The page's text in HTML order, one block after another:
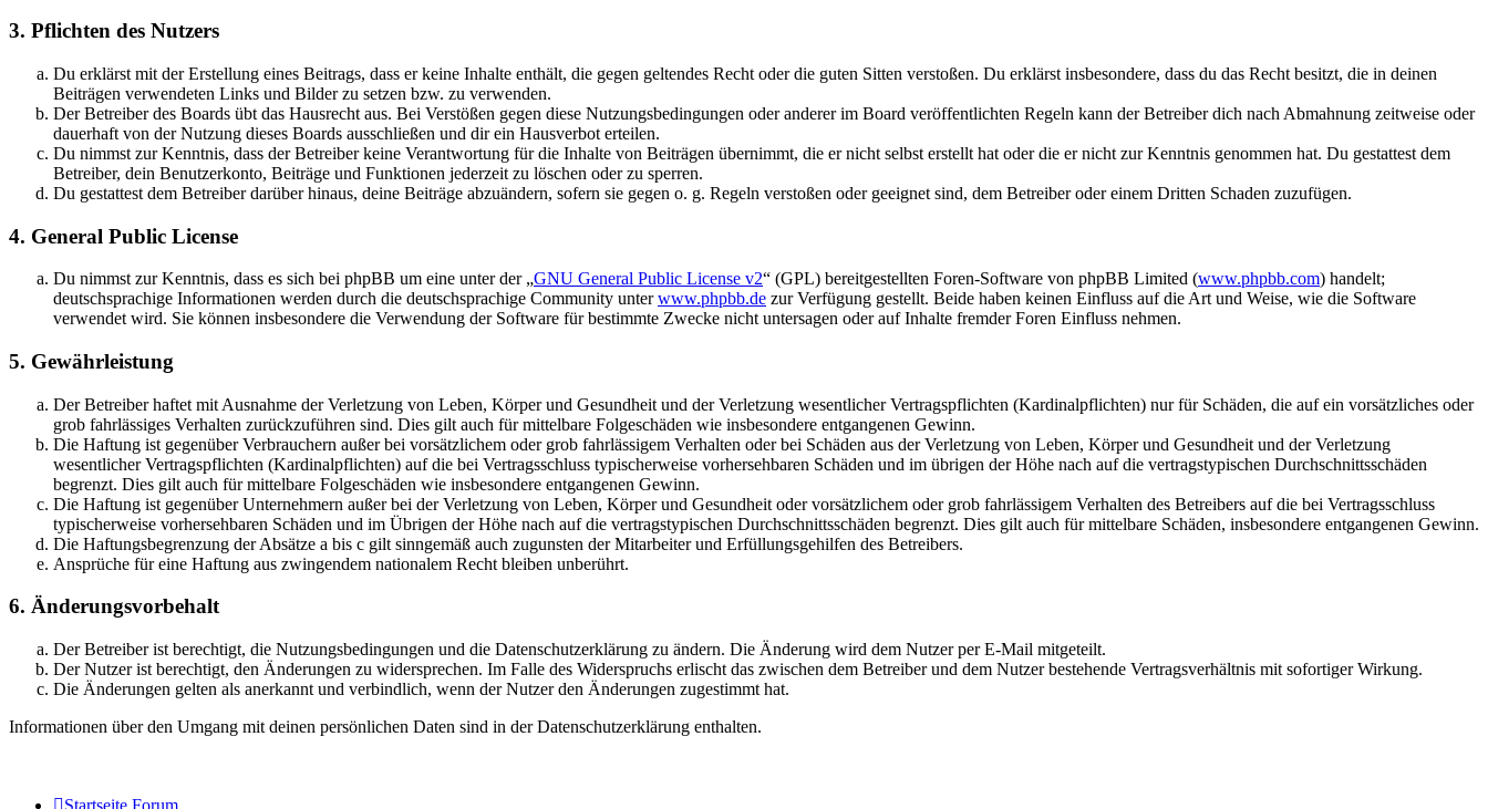
3. Pflichten des Nutzers
Du erklärst mit der Erstellung eines Beitrags, dass er keine Inhalte enthält, die gegen geltendes Recht oder die guten Sitten verstoßen. Du erklärst insbesondere, dass du das Recht besitzt, die in deinen
Beiträgen verwendeten Links und Bilder zu setzen bzw. zu verwenden.
Der Betreiber des Boards übt das Hausrecht aus. Bei Verstößen gegen diese Nutzungsbedingungen oder anderer im Board veröffentlichten Regeln kann der Betreiber dich nach Abmahnung zeitweise oder
dauerhaft von der Nutzung dieses Boards ausschließen und dir ein Hausverbot erteilen.
Du nimmst zur Kenntnis, dass der Betreiber keine Verantwortung für die Inhalte von Beiträgen übernimmt, die er nicht selbst erstellt hat oder die er nicht zur Kenntnis genommen hat. Du gestattest dem
Betreiber, dein Benutzerkonto, Beiträge und Funktionen jederzeit zu löschen oder zu sperren.
Du gestattest dem Betreiber darüber hinaus, deine Beiträge abzuändern, sofern sie gegen o. g. Regeln verstoßen oder geeignet sind, dem Betreiber oder einem Dritten Schaden zuzufügen.
4. General Public License
Du nimmst zur Kenntnis, dass es sich bei phpBB um eine unter der „GNU General Public License v2“ (GPL) bereitgestellten Foren-Software von phpBB Limited (www.phpbb.com) handelt;
deutschsprachige Informationen werden durch die deutschsprachige Community unterwww.phpbb.de zur Verfügung gestellt. Beide haben keinen Einfluss auf die Art und Weise, wie die Software
verwendet wird. Sie können insbesondere die Verwendung der Software für bestimmte Zwecke nicht untersagen oder auf Inhalte fremder Foren Einfluss nehmen.
5. Gewährleistung
Der Betreiber haftet mit Ausnahme der Verletzung von Leben, Körper und Gesundheit und der Verletzung wesentlicher Vertragspflichten (Kardinalpflichten) nur für Schäden, die auf ein vorsätzliches oder
grob fahrlässiges Verhalten zurückzuführen sind. Dies gilt auch für mittelbare Folgeschäden wie insbesondere entgangenen Gewinn.
Die Haftung ist gegenüber Verbrauchern außer bei vorsätzlichem oder grob fahrlässigem Verhalten oder bei Schäden aus der Verletzung von Leben, Körper und Gesundheit und der Verletzung
wesentlicher Vertragspflichten (Kardinalpflichten) auf die bei Vertragsschluss typischerweise vorhersehbaren Schäden und im übrigen der Höhe nach auf die vertragstypischen Durchschnittsschäden
begrenzt. Dies gilt auch für mittelbare Folgeschäden wie insbesondere entgangenen Gewinn.
Die Haftung ist gegenüber Unternehmern außer bei der Verletzung von Leben, Körper und Gesundheit oder vorsätzlichem oder grob fahrlässigem Verhalten des Betreibers auf die bei Vertragsschluss
typischerweise vorhersehbaren Schäden und im Übrigen der Höhe nach auf die vertragstypischen Durchschnittsschäden begrenzt. Dies gilt auch für mittelbare Schäden, insbesondere entgangenen Gewinn.
Die Haftungsbegrenzung der Absätze a bis c gilt sinngemäß auch zugunsten der Mitarbeiter und Erfüllungsgehilfen des Betreibers.
Ansprüche für eine Haftung aus zwingendem nationalem Recht bleiben unberührt.
6. Änderungsvorbehalt
Der Betreiber ist berechtigt, die Nutzungsbedingungen und die Datenschutzerklärung zu ändern. Die Änderung wird dem Nutzer per E-Mail mitgeteilt.
Der Nutzer ist berechtigt, den Änderungen zu widersprechen. Im Falle des Widerspruchs erlischt das zwischen dem Betreiber und dem Nutzer bestehende Vertragsverhältnis mit sofortiger Wirkung.
Die Änderungen gelten als anerkannt und verbindlich, wenn der Nutzer den Änderungen zugestimmt hat.
Informationen über den Umgang mit deinen persönlichen Daten sind in der Datenschutzerklärung enthalten.